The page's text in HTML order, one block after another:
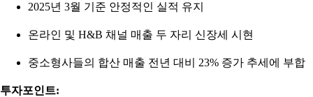
2025년 3월 기준 안정적인 실적 유지
온라인 및 H&B 채널 매출 두 자리 신장세 시현
중소형사들의 합산 매출 전년 대비 23% 증가 추세에 부합
투자포인트: